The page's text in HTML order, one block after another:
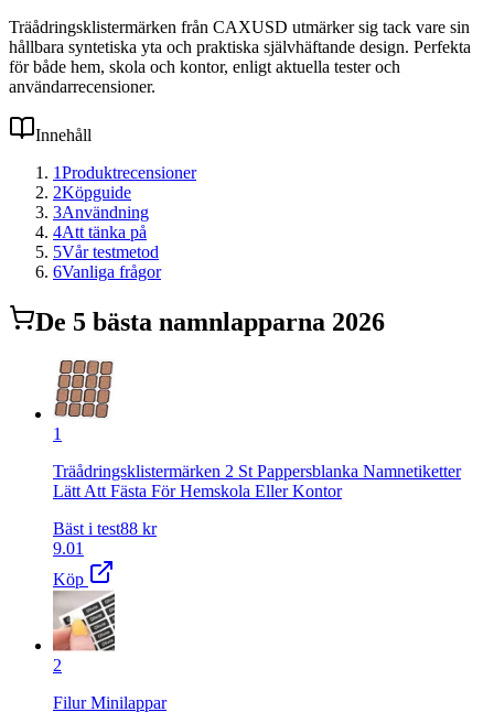
Träådringsklistermärken från CAXUSD utmärker sig tack vare sin
hållbara syntetiska yta och praktiska självhäftande design. Perfekta
för både hem, skola och kontor, enligt aktuella tester och
användarrecensioner.
Innehåll
1Produktrecensioner
2Köpguide
3Användning
4Att tänka på
5Vår testmetod
6Vanliga frågor
De 5 bästa namnlapparna 2026
1
Träådringsklistermärken 2 St Pappersblanka Namnetiketter
Lätt Att Fästa För Hemskola Eller Kontor
Bäst i test88 kr
9.01
Köp
2
Filur Minilappar